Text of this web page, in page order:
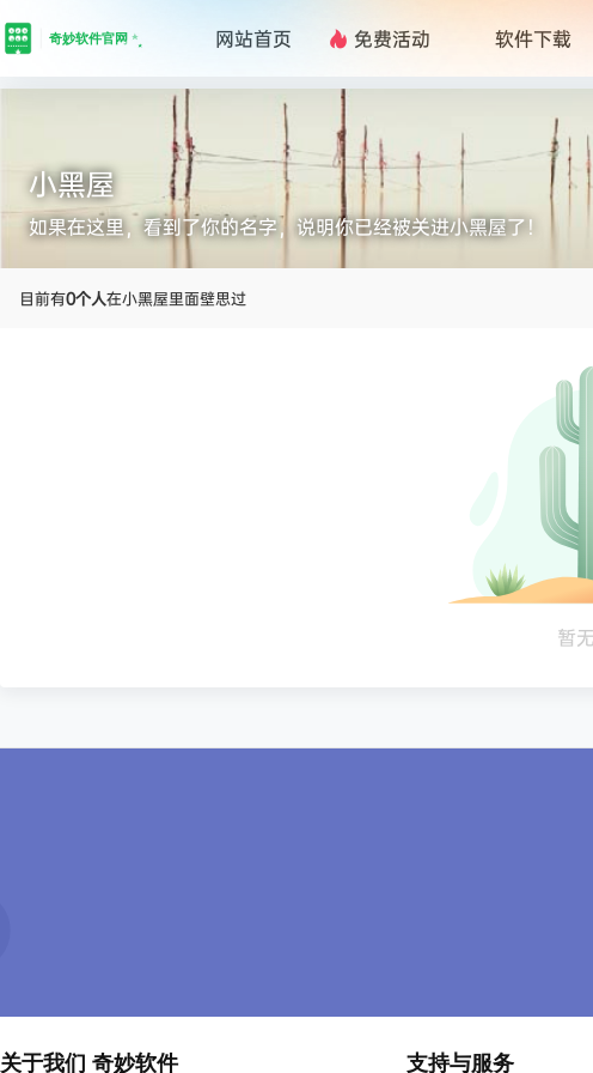
网站首页 免费活动 软件下载
小黑屋
如果在这里，看到了你的名字，说明你已经被关进小黑屋了！
目前有0个人在小黑屋里面壁思过
暂
关于我们 奇妙软件 支持与服务